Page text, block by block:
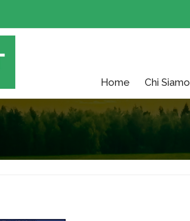
Home Chi Siamo